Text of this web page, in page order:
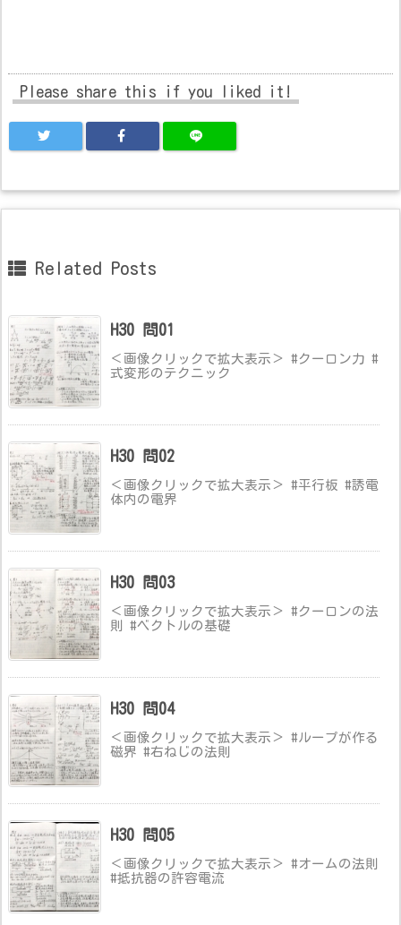
Please share this if you liked it!
Related Posts
H30 問01
＜画像クリックで拡大表示＞ #クーロン力 #
式変形のテクニック
H30 問02
＜画像クリックで拡大表示＞ #平行板 #誘電
体内の電界
H30 問03
＜画像クリックで拡大表示＞ #クーロンの法
則 #ベクトルの基礎
H30 問04
＜画像クリックで拡大表示＞ #ループが作る
磁界 #右ねじの法則
H30 問05
＜画像クリックで拡大表示＞ #オームの法則
#抵抗器の許容電流